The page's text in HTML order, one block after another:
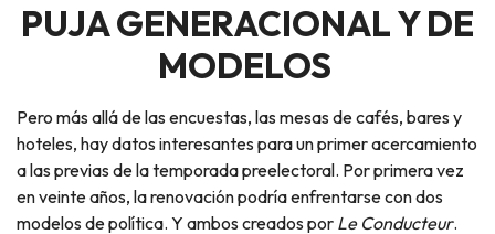
PUJA GENERACIONAL Y DE
MODELOS
Pero más allá de las encuestas, las mesas de cafés, bares y
hoteles, hay datos interesantes para un primer acercamiento
a las previas de la temporada preelectoral. Por primera vez
en veinte años, la renovación podría enfrentarse con dos
modelos de política. Y ambos creados por Le Conducteur.